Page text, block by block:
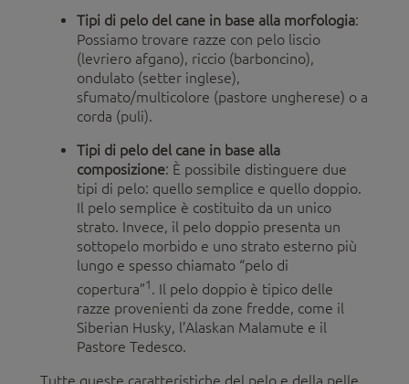
Tipi di pelo del cane in base alla morfologia:
Possiamo trovare razze con pelo liscio
(levriero afgano), riccio (barboncino),
ondulato (setter inglese),
sfumato/multicolore (pastore ungherese) o a
corda (puli).
Tipi di pelo del cane in base alla
composizione: È possibile distinguere due
tipi di pelo: quello semplice e quello doppio.
Il pelo semplice è costituito da un unico
strato. Invece, il pelo doppio presenta un
sottopelo morbido e uno strato esterno più
lungo e spesso chiamato “pelo di
copertura”1. Il pelo doppio è tipico delle
razze provenienti da zone fredde, come il
Siberian Husky, l’Alaskan Malamute e il
Pastore Tedesco.
Tutte queste caratteristiche del pelo e della pelle